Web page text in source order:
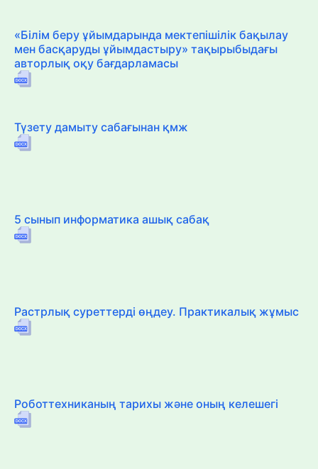
«Білім беру ұйымдарында мектепішілік бақылау
мен басқаруды ұйымдастыру» тақырыбыдағы
авторлық оқу бағдарламасы
Түзету дамыту сабағынан қмж
5 сынып информатика ашық сабақ
Растрлық суреттерді өңдеу. Практикалық жұмыс
Роботтехниканың тарихы және оның келешегі